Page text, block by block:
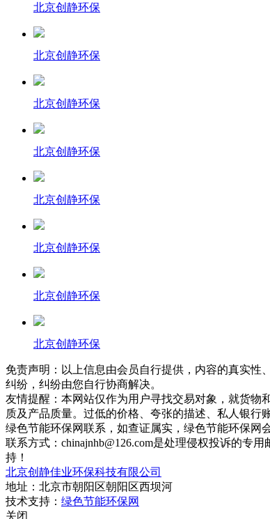
北京创静环保
北京创静环保
北京创静环保
北京创静环保
北京创静环保
北京创静环保
北京创静环保
北京创静环保
免责声明：以上信息由会员自行提供，内容的真实
纠纷，纠纷由您自行协商解决。
友情提醒：本网站仅作为用户寻找交易对象，就货物
质及产品质量。过低的价格、夸张的描述、私人银
绿色节能环保网联系，如查证属实，绿色节能环保网
联系方式：chinajnhb@126.com是处理侵权投诉的专
持！
北京创静佳业环保科技有限公司
地址：北京市朝阳区朝阳区西坝河
技术支持： 绿色节能环保网
关闭